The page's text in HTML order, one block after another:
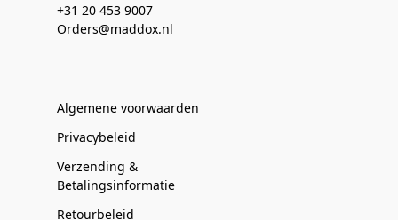
+31 20 453 9007
Orders@maddox.nl
Algemene voorwaarden
Privacybeleid
Verzending &
Betalingsinformatie
Retourbeleid